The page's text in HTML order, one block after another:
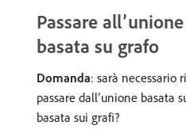
Passare
basata su grafo
Domanda: sarà necessario
passare dall’unione basata
basata sui grafi?